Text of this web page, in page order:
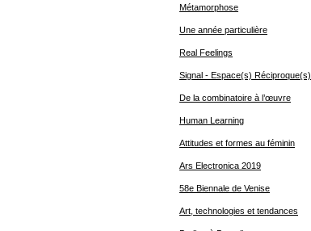
Métamorphose
Une année particulière
Real Feelings
Signal - Espace(s) Réciproque(s)
De la combinatoire à l’œuvre
Human Learning
Attitudes et formes au féminin
Ars Electronica 2019
58e Biennale de Venise
Art, technologies et tendances